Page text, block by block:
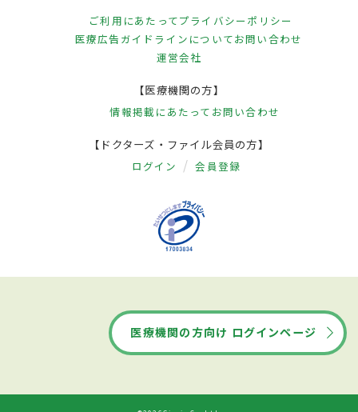
ご利用にあたってプライバシーポリシー
医療広告ガイドラインについてお問い合わせ
運営会社
【医療機関の方】
情報掲載にあたって お問い合わせ
【ドクターズ・ファイル会員の方】
ログイン 会員登録
医療機関の方向け ログインページ